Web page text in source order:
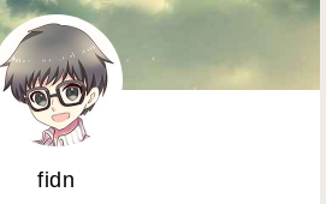
fidn